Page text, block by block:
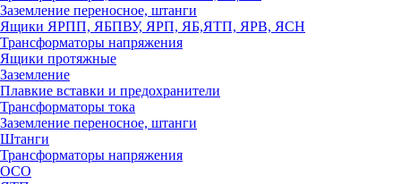
Заземление переносное, штанги
Ящики ЯРПП, ЯБПВУ, ЯРП, ЯБ,ЯТП, ЯРВ, ЯСН
Трансформаторы напряжения
Ящики протяжные
Заземление
Плавкие вставки и предохранители
Трансформаторы тока
Заземление переносное, штанги
Штанги
Трансформаторы напряжения
ОСО